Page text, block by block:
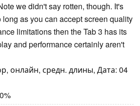
we didn't say rotten, though. It's
long as you can accept screen quality
limitations then the Tab 3 has its
and performance certainly aren't
онлайн, средн. длины, Дата: 04